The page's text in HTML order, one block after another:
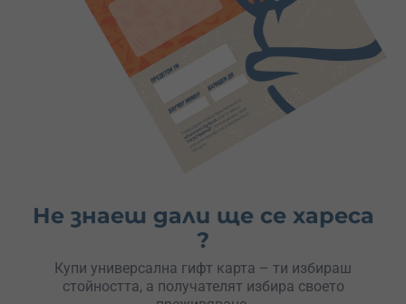
Не знаеш дали ще се хареса
?
Купи универсална гифт карта – ти избираш
стойността, а получателят избира своето